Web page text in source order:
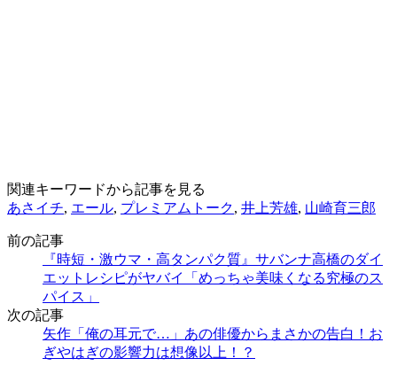
関連キーワードから記事を見る
あさイチ, エール, プレミアムトーク, 井上芳雄, 山崎育三郎
前の記事
『時短・激ウマ・高タンパク質』サバンナ高橋のダイ
エットレシピがヤバイ「めっちゃ美味くなる究極のス
パイス」
次の記事
矢作「俺の耳元で…」あの俳優からまさかの告白！お
ぎやはぎの影響力は想像以上！？